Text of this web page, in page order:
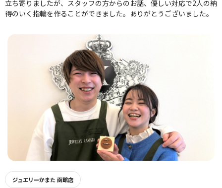
立ち寄りましたが、スタッフの方からのお話、優しい対応で2人の納
得のいく指輪を作ることができました。ありがとうございました。
ジュエリーかまた 函館店